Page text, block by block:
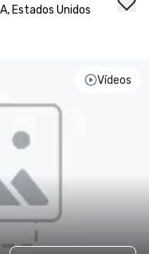
Estados Unidos
Vídeos